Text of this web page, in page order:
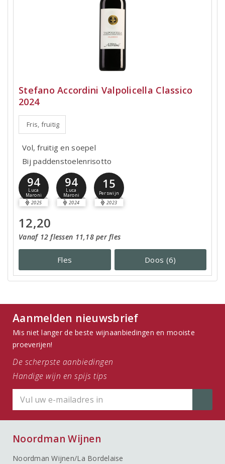
Stefano Accordini Valpolicella Classico
2024
Fris, fruitig
Vol, fruitig en soepel
Bij paddenstoelenrisotto
94
Luca
Maroni
2025
94
Luca
Maroni
2024
15
Perswijn
2023
12,20
Vanaf 12 flessen 11,18 per fles
Fles Doos (6)
Aanmelden nieuwsbrief
Mis niet langer de beste wijnaanbiedingen en mooiste
proeverijen!
De scherpste aanbiedingen
Handige wijn en spijs tips
Noordman Wijnen
Noordman Wijnen/La Bordelaise